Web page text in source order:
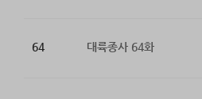
64 대륙종사 64화